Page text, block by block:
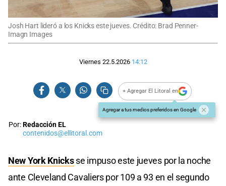
Josh Hart lideró a los Knicks este jueves. Crédito: Brad Penner-
Imagn Images
Viernes 22.5.2026 14:12
+ Agregar El Litoral en
Agregar a tus medios preferidos en Google
Por:Redacción EL
contenidos@ellitoral.com
New York Knicksse impuso este jueves por la noche
ante Cleveland Cavaliers por 109 a 93 en el segundo